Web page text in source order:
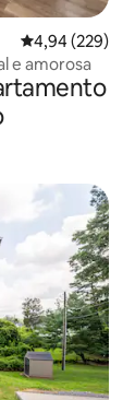
4,94 de uma
4,94 (229)
e amorosa